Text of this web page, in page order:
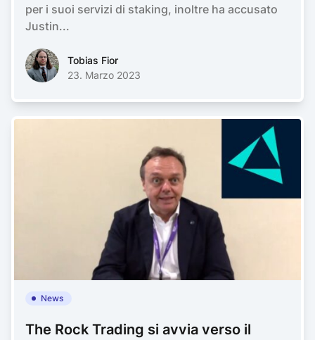
per i suoi servizi di staking, inoltre ha accusato
Justin...
Tobias FiorTobias Fior
Tobias Fior
23. Marzo 2023
News
The Rock Trading si avvia verso il